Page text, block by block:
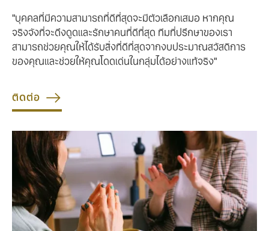
"บุคคลที่มีความสามารถที่ดีที่สุดจะมีตัวเลือกเสมอ หากคุณ
จริงจังที่จะดึงดูดและรักษาคนที่ดีที่สุด ทีมที่ปรึกษาของเรา
สามารถช่วยคุณให้ได้รับสิ่งที่ดีที่สุดจากงบประมาณสวัสดิการ
ของคุณและช่วยให้คุณโดดเด่นในกลุ่มได้อย่างแท้จริง"
ติดต่อ